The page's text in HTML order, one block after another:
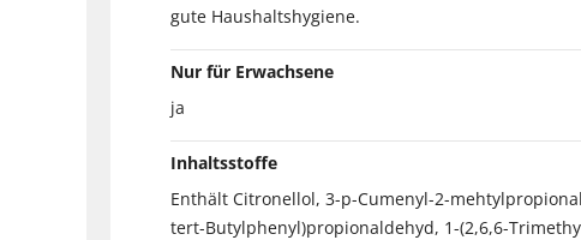
gute Haushaltshygiene.
Nur für Erwachsene
ja
Inhaltsstoffe
Enthält Citronellol, 3-p-Cumenyl-2-
tert-Butylphenyl)propionaldehyd, 1-(2,6,6-